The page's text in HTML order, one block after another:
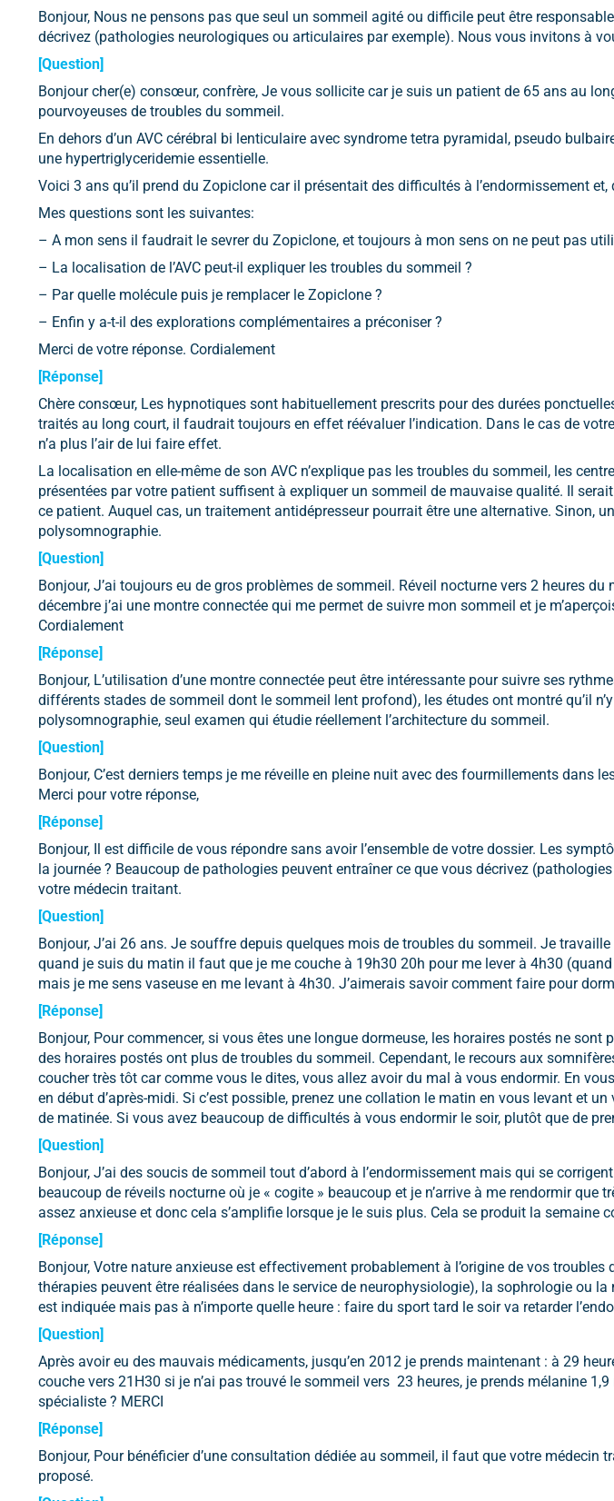
Bonjour, Nous ne pensons pas que seul un sommeil agité ou difficile peut être
décrivez (pathologies neurologiques ou articulaires par exemple). Nous vous invitons à
[Question]
Bonjour cher(e) consœur, confrère, Je vous sollicite car je suis un patient de 65 ans au
pourvoyeuses de troubles du sommeil.
En dehors d’un AVC cérébral bi lenticulaire avec syndrome tetra pyramidal, pseudo
une hypertriglyceridemie essentielle.
Voici 3 ans qu’il prend du Zopiclone car il présentait des difficultés à l’endormissement
Mes questions sont les suivantes:
– A mon sens il faudrait le sevrer du Zopiclone, et toujours à mon sens on ne peut pas
– La localisation de l’AVC peut-il expliquer les troubles du sommeil ?
– Par quelle molécule puis je remplacer le Zopiclone ?
– Enfin y a-t-il des explorations complémentaires a préconiser ?
Merci de votre réponse. Cordialement
[Réponse]
Chère consœur, Les hypnotiques sont habituellement prescrits pour des durées
traités au long court, il faudrait toujours en effet réévaluer l’indication. Dans le cas de
n’a plus l’air de lui faire effet.
La localisation en elle-même de son AVC n’explique pas les troubles du sommeil, les
présentées par votre patient suffisent à expliquer un sommeil de mauvaise qualité. Il
ce patient. Auquel cas, un traitement antidépresseur pourrait être une alternative. Sinon,
polysomnographie.
[Question]
Bonjour, J’ai toujours eu de gros problèmes de sommeil. Réveil nocturne vers 2 heures
décembre j’ai une montre connectée qui me permet de suivre mon sommeil et je
Cordialement
[Réponse]
Bonjour, L’utilisation d’une montre connectée peut être intéressante pour suivre ses
différents stades de sommeil dont le sommeil lent profond), les études ont montré qu’il
polysomnographie, seul examen qui étudie réellement l’architecture du sommeil.
[Question]
Bonjour, C’est derniers temps je me réveille en pleine nuit avec des fourmillements
Merci pour votre réponse,
[Réponse]
Bonjour, Il est difficile de vous répondre sans avoir l’ensemble de votre dossier. Les
la journée ? Beaucoup de pathologies peuvent entraîner ce que vous décrivez
votre médecin traitant.
[Question]
Bonjour, J’ai 26 ans. Je souffre depuis quelques mois de troubles du sommeil. Je
quand je suis du matin il faut que je me couche à 19h30 20h pour me lever à 4h30
mais je me sens vaseuse en me levant à 4h30. J’aimerais savoir comment faire pour
[Réponse]
Bonjour, Pour commencer, si vous êtes une longue dormeuse, les horaires postés ne
des horaires postés ont plus de troubles du sommeil. Cependant, le recours aux
coucher très tôt car comme vous le dites, vous allez avoir du mal à vous endormir. En
en début d’après-midi. Si c’est possible, prenez une collation le matin en vous levant et
de matinée. Si vous avez beaucoup de difficultés à vous endormir le soir, plutôt que de
[Question]
Bonjour, J’ai des soucis de sommeil tout d’abord à l’endormissement mais qui se
beaucoup de réveils nocturne où je « cogite » beaucoup et je n’arrive à me rendormir
assez anxieuse et donc cela s’amplifie lorsque je le suis plus. Cela se produit la semaine
[Réponse]
Bonjour, Votre nature anxieuse est effectivement probablement à l’origine de vos
thérapies peuvent être réalisées dans le service de neurophysiologie), la sophrologie ou
est indiquée mais pas à n’importe quelle heure : faire du sport tard le soir va retarder
[Question]
Après avoir eu des mauvais médicaments, jusqu’en 2012 je prends maintenant : à 29
couche vers 21H30 si je n’ai pas trouvé le sommeil vers 23 heures, je prends mélanine
spécialiste ? MERCI
[Réponse]
Bonjour, Pour bénéficier d’une consultation dédiée au sommeil, il faut que votre
proposé.